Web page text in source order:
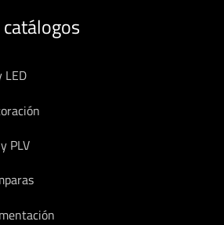
catálogos
LED
PLV